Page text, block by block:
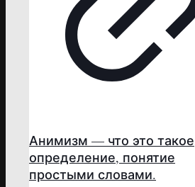
Анимизм — что это
определение, понятие
простыми словами.